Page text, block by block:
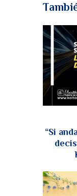
“Si